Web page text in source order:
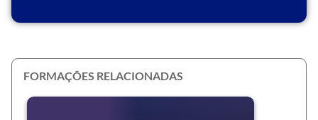
FORMAÇÕES RELACIONADAS